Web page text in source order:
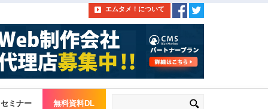
エムタメ！について
セミナー 無料資料DL